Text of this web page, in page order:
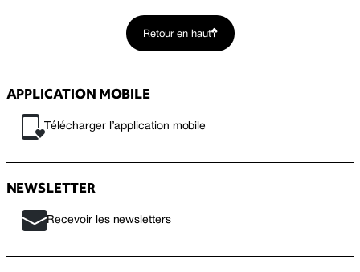
Retour en haut
APPLICATION MOBILE
Télécharger l’application mobile
NEWSLETTER
Recevoir les newsletters